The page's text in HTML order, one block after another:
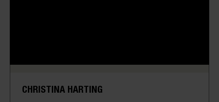
CHRISTINA HARTING